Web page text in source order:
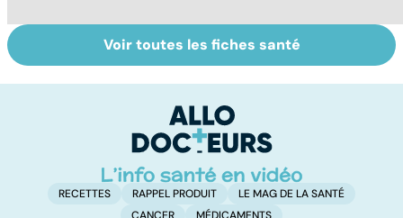
Ados : que faire
en cas de
Automutilation :
des ados en
Voir toutes les fiches santé
RECETTES RAPPEL PRODUIT
LE MAG DE LA SANTÉ